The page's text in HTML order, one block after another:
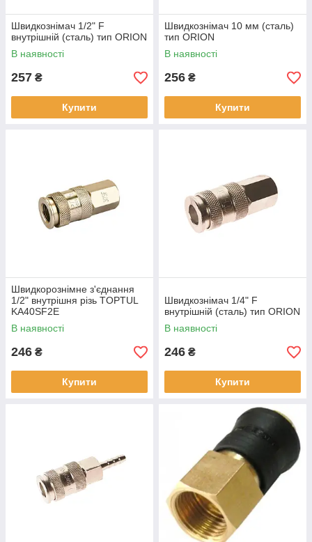
Швидкознімач 1/2" F
внутрішній (сталь) тип ORION
В наявності
257 ₴
Купити
Швидкознімач 10 мм (сталь)
тип ORION
В наявності
256 ₴
Купити
Швидкорознімне з'єднання
1/2" внутрішня різь TOPTUL
KA40SF2E
В наявності
246 ₴
Купити
Швидкознімач 1/4" F
внутрішній (сталь) тип ORION
В наявності
246 ₴
Купити